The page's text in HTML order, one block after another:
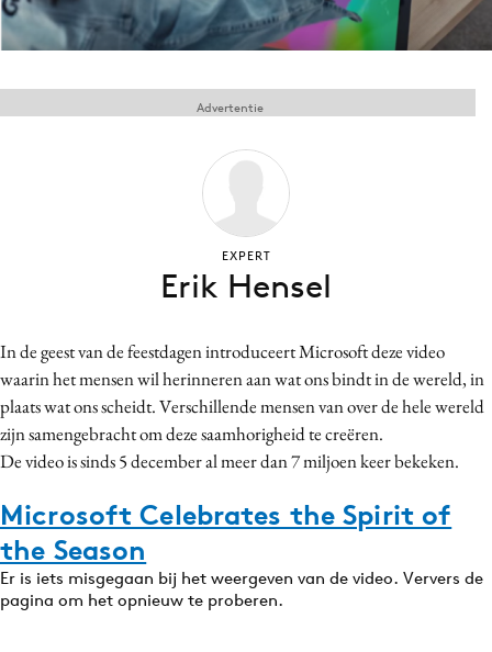
12 nov: MarketingLive!
Adverteren
Events
Opleidingen
Campagnes
Carriere
Contentmarketing
Craft
Customer Experience
Data & Insights
Design
Digital transformation
In de geest van de feestdagen introduceert Microsoft deze video
waarin het mensen wil herinneren aan wat ons bindt in de wereld, in
plaats wat ons scheidt. Verschillende mensen van over de hele wereld
zijn samengebracht om deze saamhorigheid te creëren.
De video is sinds 5 december al meer dan 7 miljoen keer bekeken.
Microsoft Celebrates the Spirit of
the Season
Er is iets misgegaan bij het weergeven van de video. Ververs de
pagina om het opnieuw te proberen.
Advertentie
EXPERT
Erik Hensel